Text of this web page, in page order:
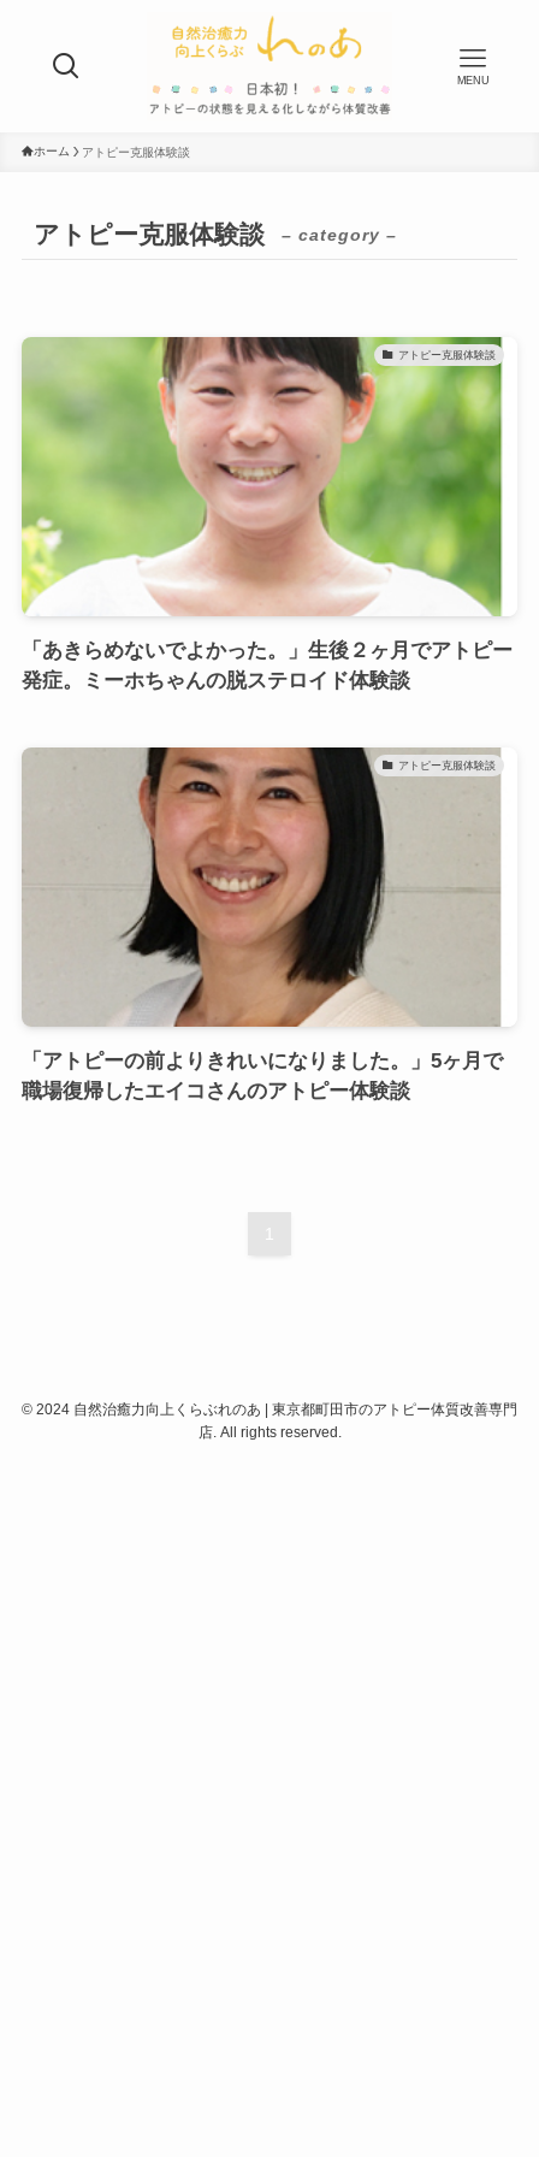
MENU
ホーム アトピー克服体験談
アトピー克服体験談 – category –
アトピー克服体験談
「あきらめないでよかった。」生後２ヶ月でアトピー
発症。ミーホちゃんの脱ステロイド体験談
アトピー克服体験談
「アトピーの前よりきれいになりました。」5ヶ月で
職場復帰したエイコさんのアトピー体験談
© 2024 自然治癒力向上くらぶれのあ | 東京都町田市のアトピー体質改善専門
店. All rights reserved.